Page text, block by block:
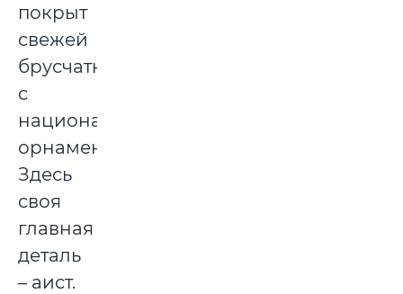
покрыт
свежей
брусчаткой
с
национальным
орнаментом.
Здесь
своя
главная
деталь
– аист.